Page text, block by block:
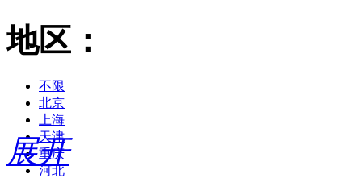
地区：
不限
北京
上海
天津
重庆
河北
展开